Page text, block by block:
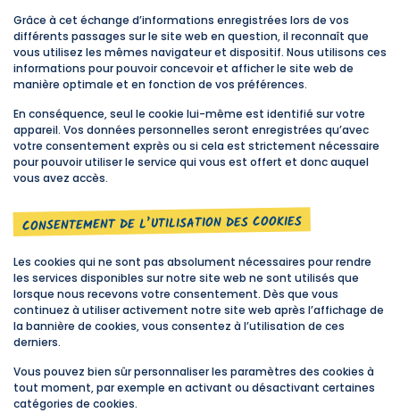
Grâce à cet échange d’informations enregistrées lors de vos
différents passages sur le site web en question, il reconnaît que
vous utilisez les mêmes navigateur et dispositif. Nous utilisons ces
informations pour pouvoir concevoir et afficher le site web de
manière optimale et en fonction de vos préférences.
En conséquence, seul le cookie lui-même est identifié sur votre
appareil. Vos données personnelles seront enregistrées qu’avec
votre consentement exprès ou si cela est strictement nécessaire
pour pouvoir utiliser le service qui vous est offert et donc auquel
vous avez accès.
CONSENTEMENT DE L’UTILISATION DES COOKIES
Les cookies qui ne sont pas absolument nécessaires pour rendre
les services disponibles sur notre site web ne sont utilisés que
lorsque nous recevons votre consentement. Dès que vous
continuez à utiliser activement notre site web après l’affichage de
la bannière de cookies, vous consentez à l’utilisation de ces
derniers.
Vous pouvez bien sûr personnaliser les paramètres des cookies à
tout moment, par exemple en activant ou désactivant certaines
catégories de cookies.